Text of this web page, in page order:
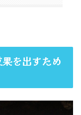
を出すため